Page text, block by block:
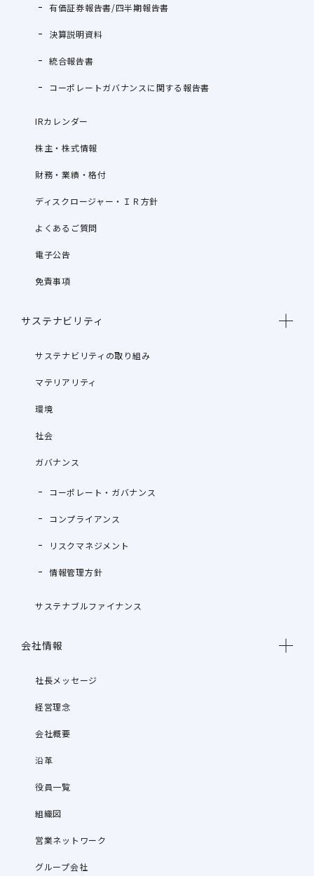
有価証券報告書/四半期報告書
決算説明資料
統合報告書
コーポレートガバナンスに関する報告書
IRカレンダー
株主・株式情報
財務・業績・格付
ディスクロージャー・ＩＲ方針
よくあるご質問
電子公告
免責事項
サステナビリティ
サステナビリティの取り組み
マテリアリティ
環境
社会
ガバナンス
コーポレート・ガバナンス
コンプライアンス
リスクマネジメント
情報管理方針
サステナブルファイナンス
会社情報
社長メッセージ
経営理念
会社概要
沿革
役員一覧
組織図
営業ネットワーク
グループ会社